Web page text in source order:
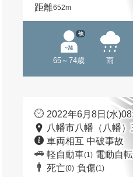
距離652m
65～74歳
他
雨
2022年6月8日(水
八幡市八幡（八幡
車両相互 中破事故
軽自動車(1) 電動自
死亡(0) 負傷(1)